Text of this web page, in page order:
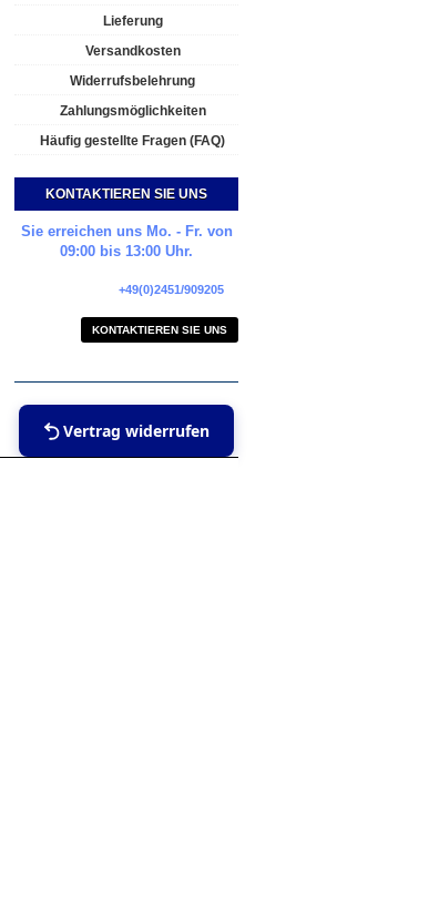
Lieferung
Versandkosten
Widerrufsbelehrung
Zahlungsmöglichkeiten
Häufig gestellte Fragen (FAQ)
KONTAKTIEREN SIE UNS
Sie erreichen uns Mo. - Fr. von
09:00 bis 13:00 Uhr.
+49(0)2451/909205
KONTAKTIEREN SIE UNS
Vertrag widerrufen